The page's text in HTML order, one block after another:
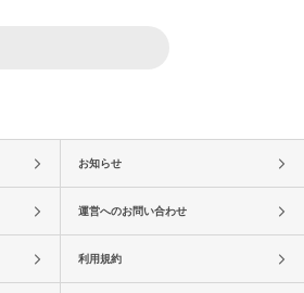
お知らせ
運営へのお問い合わせ
利用規約